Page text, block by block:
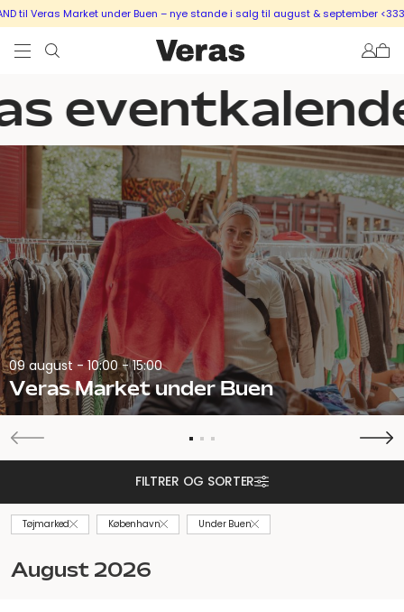
til Veras Market under Buen – nye stande i salg til august & september <333
09 august -10:00 - 15:00
Veras Market under Buen
FILTRER OG SORTER
Tøjmarked København Under Buen
august 2026